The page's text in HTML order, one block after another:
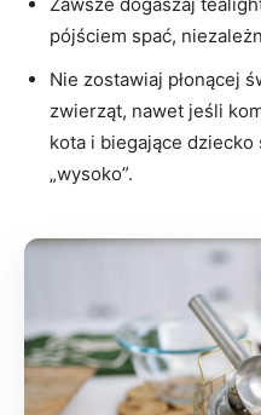
pójściem spać,
Nie zostawiaj płonącej
zwierząt, nawet jeśli
kota i biegające
„wysoko”.